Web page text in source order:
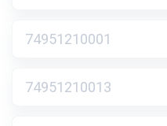
74951210001
74951210013